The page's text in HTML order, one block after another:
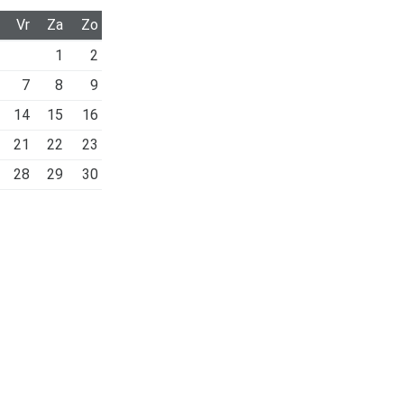
Vr Za
Zo
1
2
7 8
9
14 15
16
21 22
23
28 29
30